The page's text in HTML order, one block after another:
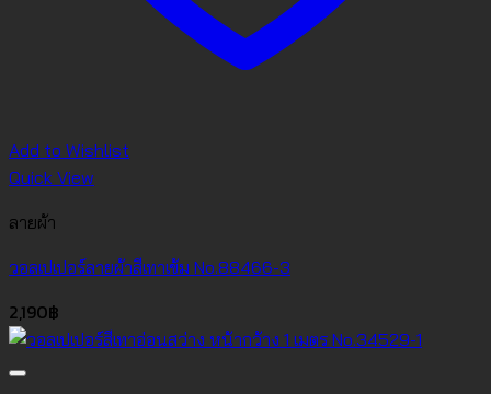
Add to Wishlist
Quick View
ลายผ้า
วอลเปเปอร์ลายผ้าสีเทาเข้ม No.88466-3
2,190฿